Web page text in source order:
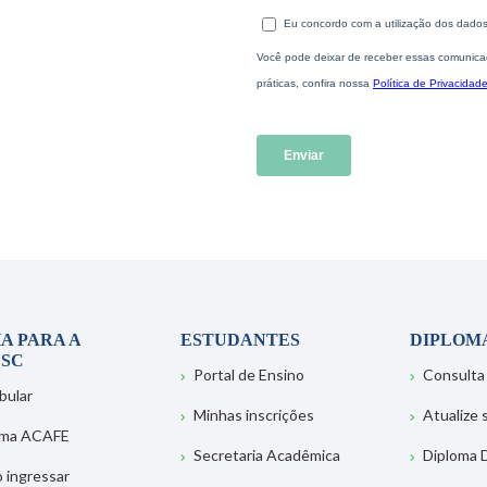
PARA A
ACAFE
ingressar
ESTUDANTES
Portal de Ensino
Minhas inscrições
Secretaria Acadêmica
Consulta
Atualize
Diploma